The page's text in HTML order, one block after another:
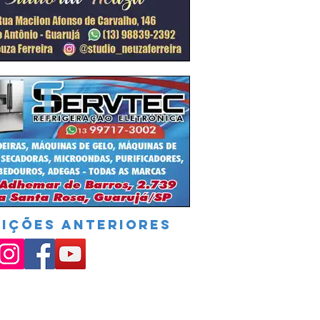
ANTERIORES